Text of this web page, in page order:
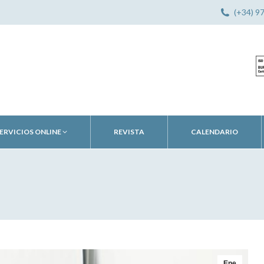
(+34)
ONLINE REVISTA CALENDARIO